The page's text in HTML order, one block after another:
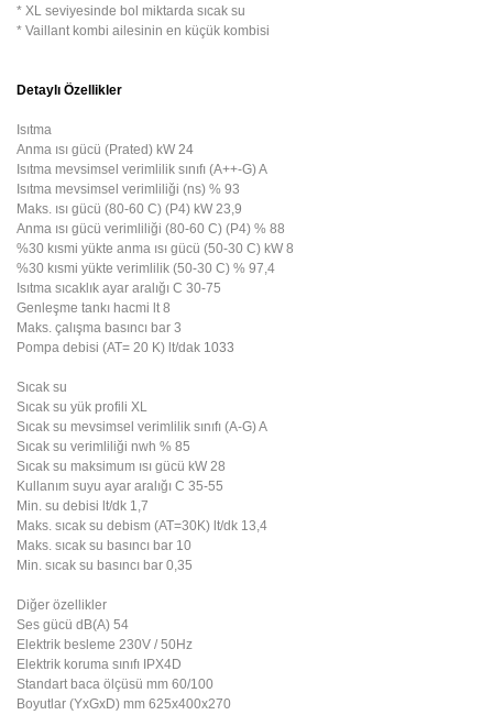
* XL seviyesinde bol miktarda sıcak su
* Vaillant kombi ailesinin en küçük kombisi
Detaylı Özellikler
Isıtma
Anma ısı gücü (Prated) kW 24
Isıtma mevsimsel verimlilik sınıfı (A++-G)A
Isıtma mevsimsel verimliliği (ns) % 93
Maks. ısı gücü (80-60 C) (P4) kW 23,9
Anma ısı gücü verimliliği (80-60 C) (P4) % 88
%30 kısmi yükte anma ısı gücü (50-30 C) kW 8
%30 kısmi yükte verimlilik (50-30 C) % 97,4
Isıtma sıcaklık ayar aralığı C 30-75
Genleşme tankı hacmi lt 8
Maks. çalışma basıncı bar 3
Pompa debisi (AT= 20 K) lt/dak 1033
Sıcak su
Sıcak su yük profili XL
Sıcak su mevsimsel verimlilik sınıfı (A-G)A
Sıcak su verimliliği nwh % 85
Sıcak su maksimum ısı gücü kW 28
Kullanım suyu ayar aralığı C 35-55
Min. su debisi lt/dk 1,7
Maks. sıcak su debism (AT=30K) lt/dk 13,4
Maks. sıcak su basıncı bar 10
Min. sıcak su basıncı bar 0,35
Diğer özellikler
Ses gücü dB(A) 54
Elektrik besleme 230V / 50Hz
Elektrik koruma sınıfı IPX4D
Standart baca ölçüsü mm 60/100
Boyutlar (YxGxD) mm 625x400x270